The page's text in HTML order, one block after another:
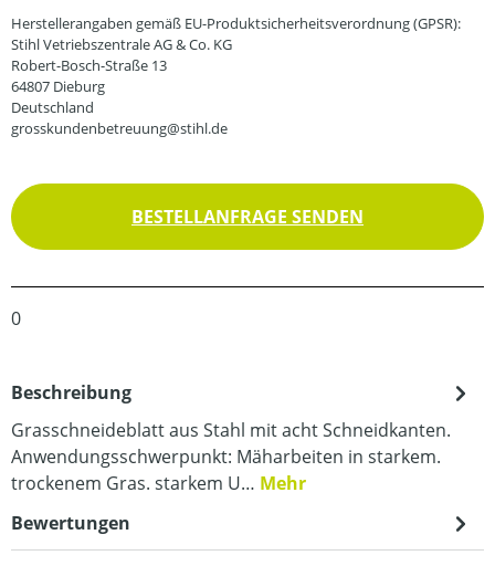
Herstellerangaben gemäß EU-Produktsicherheitsverordnung (GPSR):
Stihl Vetriebszentrale AG & Co. KG
Robert-Bosch-Straße 13
64807 Dieburg
Deutschland
grosskundenbetreuung@stihl.de
BESTELLANFRAGE SENDEN
0
Beschreibung
Grasschneideblatt aus Stahl mit acht Schneidkanten.
Anwendungsschwerpunkt: Mäharbeiten in starkem.
trockenem Gras. starkem U… Mehr
Bewertungen